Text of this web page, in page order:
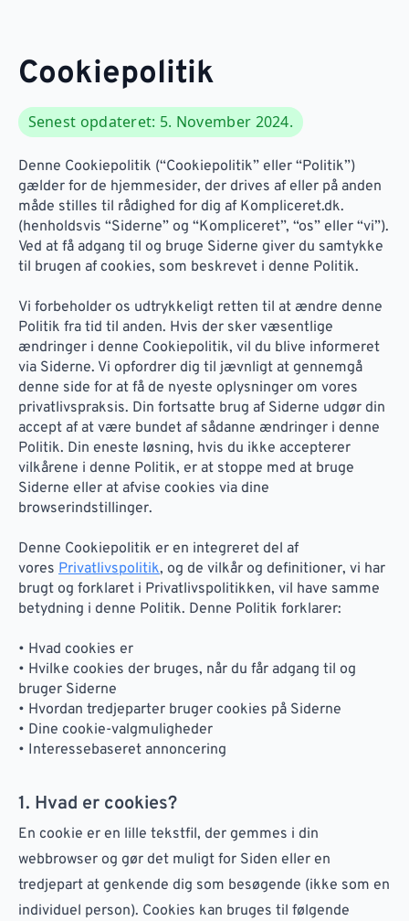
Cookiepolitik
Senest opdateret: 5. November 2024.
Denne Cookiepolitik (“Cookiepolitik” eller “Politik”)
gælder for de hjemmesider, der drives af eller på anden
måde stilles til rådighed for dig af Kompliceret.dk.
(henholdsvis “Siderne” og “Kompliceret”, “os” eller “vi”).
Ved at få adgang til og bruge Siderne giver du samtykke
til brugen af cookies, som beskrevet i denne Politik.
Vi forbeholder os udtrykkeligt retten til at ændre denne
Politik fra tid til anden. Hvis der sker væsentlige
ændringer i denne Cookiepolitik, vil du blive informeret
via Siderne. Vi opfordrer dig til jævnligt at gennemgå
denne side for at få de nyeste oplysninger om vores
privatlivspraksis. Din fortsatte brug af Siderne udgør din
accept af at være bundet af sådanne ændringer i denne
Politik. Din eneste løsning, hvis du ikke accepterer
vilkårene i denne Politik, er at stoppe med at bruge
Siderne eller at afvise cookies via dine
browserindstillinger.
Denne Cookiepolitik er en integreret del af
vores Privatlivspolitik, og de vilkår og definitioner, vi har
brugt og forklaret i Privatlivspolitikken, vil have samme
betydning i denne Politik. Denne Politik forklarer:
• Hvad cookies er
• Hvilke cookies der bruges, når du får adgang til og
bruger Siderne
• Hvordan tredjeparter bruger cookies på Siderne
• Dine cookie-valgmuligheder
• Interessebaseret annoncering
1. Hvad er cookies?
En cookie er en lille tekstfil, der gemmes i din
webbrowser og gør det muligt for Siden eller en
tredjepart at genkende dig som besøgende (ikke som en
individuel person). Cookies kan bruges til følgende